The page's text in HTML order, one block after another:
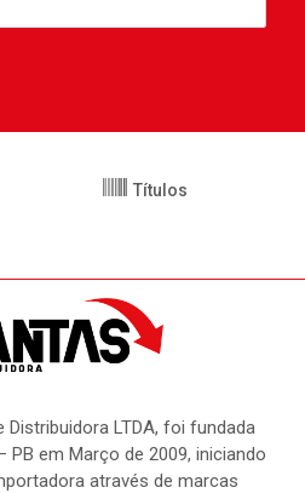
Títulos
LTDA, foi fundada
PB em Março de 2009, iniciando
através de marcas